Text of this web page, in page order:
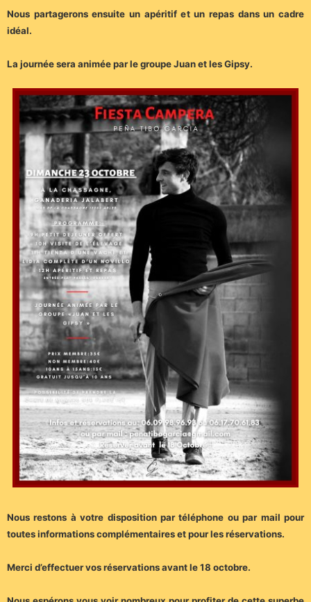
Nous partagerons ensuite un apéritif et un repas dans un cadre
idéal.
La journée sera animée par le groupe Juan et les Gipsy.
Nous restons à votre disposition par téléphone ou par mail pour
toutes informations complémentaires et pour les réservations.
Merci d’effectuer vos réservations avant le 18 octobre.